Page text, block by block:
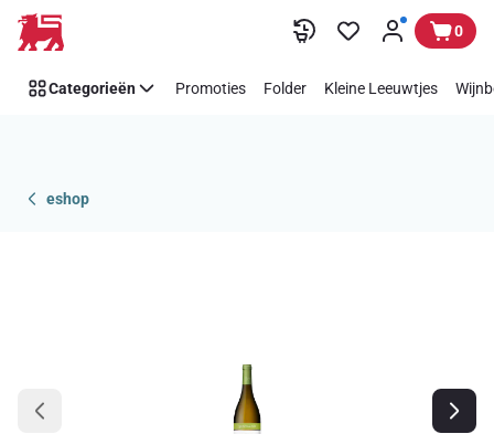
Overslaan 0
Categorieën Promoties Folder Kleine Leeuwtjes
eshop